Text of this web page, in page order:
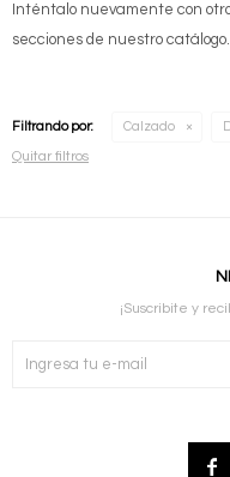
Inténtalo nuevamente con
secciones de nuestro catálogo.
Filtrando por: Calzado
Quitar filtros
¡Suscribite y
